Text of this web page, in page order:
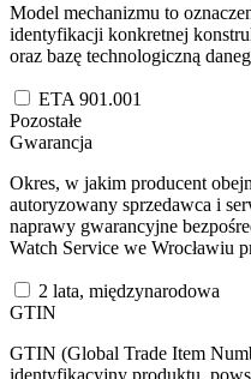
Model mechanizmu to
identyfikacji konkretnej
oraz bazę technologiczną
ETA 901.001
Pozostałe
Gwarancja
Okres, w jakim producent
autoryzowany sprzedawca i
naprawy gwarancyjne
Watch Service we Wrocławiu
2 lata, międzynarodowa
GTIN
GTIN (Global Trade Item
identyfikacyjny produktu,